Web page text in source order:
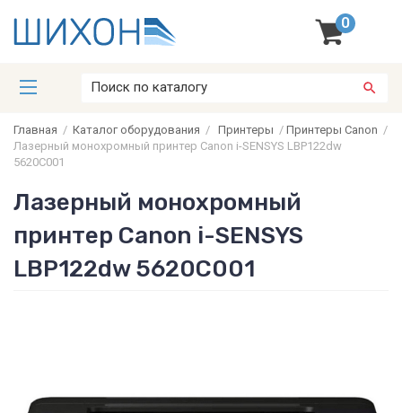
0
Главная / Каталог оборудования / Принтеры / Принтеры Canon /
Лазерный монохромный принтер Canon i-SENSYS LBP122dw
5620C001
Лазерный монохромный
принтер Canon i-SENSYS
LBP122dw 5620C001